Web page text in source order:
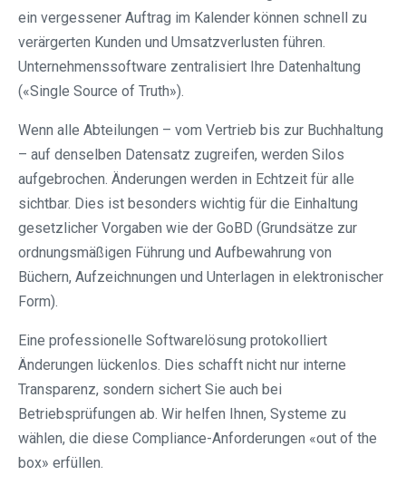
ein vergessener Auftrag im Kalender können schnell zu
verärgerten Kunden und Umsatzverlusten führen.
Unternehmenssoftware zentralisiert Ihre Datenhaltung
(«Single Source of Truth»).
Wenn alle Abteilungen – vom Vertrieb bis zur Buchhaltung
– auf denselben Datensatz zugreifen, werden Silos
aufgebrochen. Änderungen werden in Echtzeit für alle
sichtbar. Dies ist besonders wichtig für die Einhaltung
gesetzlicher Vorgaben wie der GoBD (Grundsätze zur
ordnungsmäßigen Führung und Aufbewahrung von
Büchern, Aufzeichnungen und Unterlagen in elektronischer
Form).
Eine professionelle Softwarelösung protokolliert
Änderungen lückenlos. Dies schafft nicht nur interne
Transparenz, sondern sichert Sie auch bei
Betriebsprüfungen ab. Wir helfen Ihnen, Systeme zu
wählen, die diese Compliance-Anforderungen «out of the
box» erfüllen.